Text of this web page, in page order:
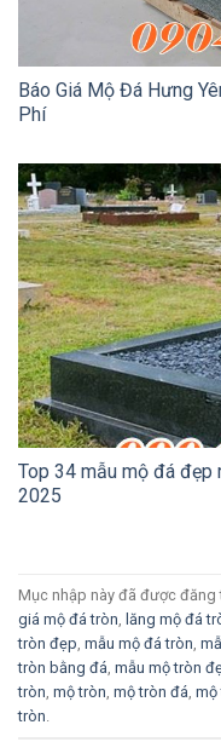
Báo Giá Mộ Đá Hưng
Phí
Top 34 mẫu mộ đá đẹp
2025
Mục nhập này đã được đăng
giá mộ đá tròn lăng mộ đá
tròn đẹp mẫu mộ đá tròn
tròn bằng đá mẫu mộ tròn
tròn mộ tròn mộ tròn đá mộ
tròn